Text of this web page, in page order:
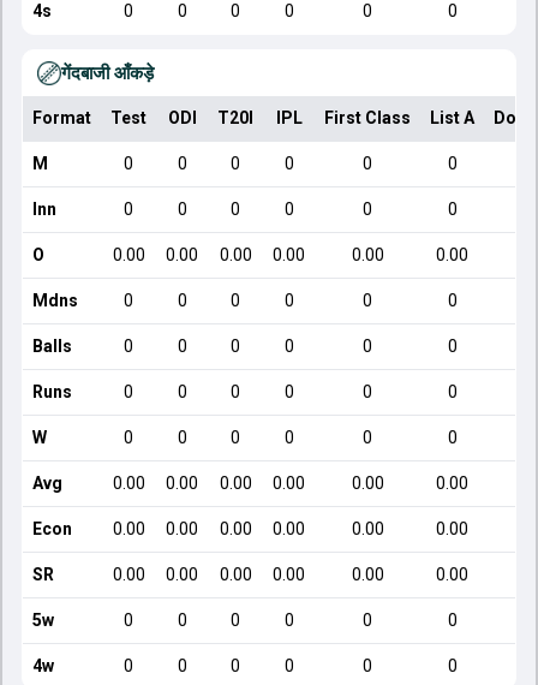
4s 0 0 0 0 0 0
गेंदबाजी आँकड़े
Format Test ODI T20I IPL First Class List A
M 0 0 0 0 0 0
Inn 0 0 0 0 0 0
O 0.00 0.00 0.00 0.00 0.00 0.00
Mdns 0 0 0 0 0 0
Balls 0 0 0 0 0 0
Runs 0 0 0 0 0 0
W 0 0 0 0 0 0
Avg 0.00 0.00 0.00 0.00 0.00 0.00
Econ 0.00 0.00 0.00 0.00 0.00 0.00
SR 0.00 0.00 0.00 0.00 0.00 0.00
5w 0 0 0 0 0 0
4w 0 0 0 0 0 0